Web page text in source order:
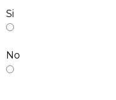
Si
No